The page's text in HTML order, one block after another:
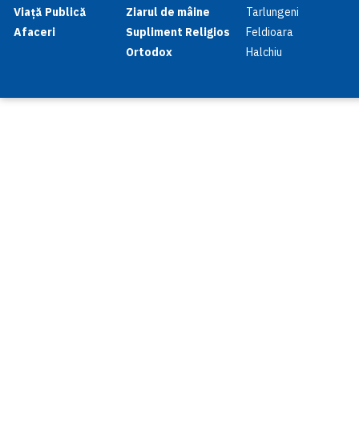
Viață Publică
Afaceri
Ziarul de mâine
Supliment Religios
Ortodox
Tarlungeni
Feldioara
Halchiu